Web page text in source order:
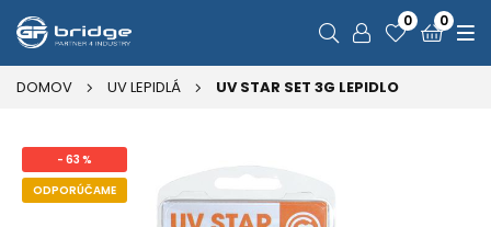
0 0
DOMOV UV LEPIDLÁ UV STAR SET 3G LEPIDLO
- 63 %
ODPORÚČAME